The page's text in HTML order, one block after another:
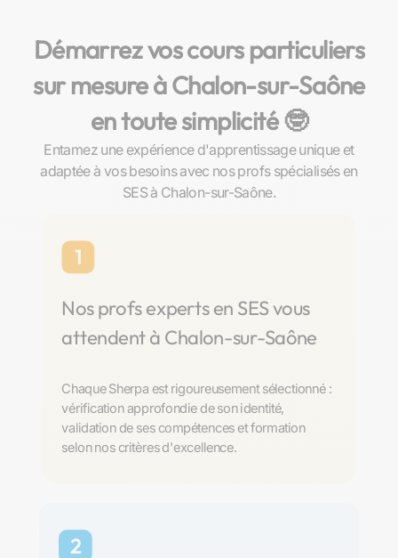
Démarrez vos cours particuliers
sur mesure à Chalon-sur-Saône
en toute simplicité 🤓​
Entamez une expérience d'apprentissage unique et
adaptée à vos besoins avec nos profs spécialisés en
SES à Chalon-sur-Saône.
1
Nos profs experts en SES vous
attendent à Chalon-sur-Saône
Chaque Sherpa est rigoureusement sélectionné :
vérification approfondie de son identité,
validation de ses compétences et formation
selon nos critères d'excellence.
2